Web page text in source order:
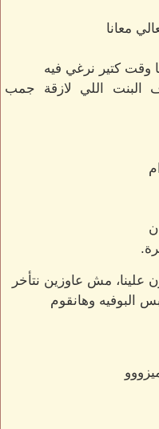
معانا
وقت كتير نرغي فيه
البنت اللي لازقة جمب
علينا، مش عاوزين نتأخر
البوفيه وهانقوم